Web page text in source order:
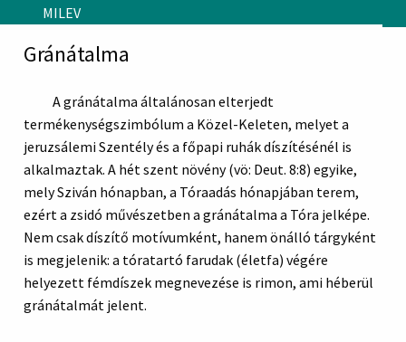
Skip to main content
MILEV
Gránátalma
A gránátalma általánosan elterjedt
termékenységszimbólum a Közel-Keleten, melyet a
jeruzsálemi Szentély és a főpapi ruhák díszítésénél is
alkalmaztak. A hét szent növény (vö: Deut. 8:8) egyike,
mely Sziván hónapban, a Tóraadás hónapjában terem,
ezért a zsidó művészetben a gránátalma a Tóra jelképe.
Nem csak díszítő motívumként, hanem önálló tárgyként
is megjelenik: a tóratartó farudak (életfa) végére
helyezett fémdíszek megnevezése is rimon, ami héberül
gránátalmát jelent.